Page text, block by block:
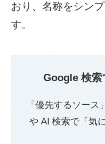
おり、名称をシン
す。
Google 検索
「優先するソー
や AI 検索で「気